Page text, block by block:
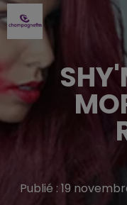
Publié : 19